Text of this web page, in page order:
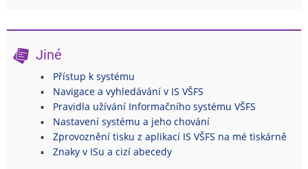
Jiné
Přístup k systému
Navigace a vyhledávání v IS VŠFS
Pravidla užívání Informačního systému VŠFS
Nastavení systému a jeho chování
Zprovoznění tisku z aplikací IS VŠFS na mé tiskárně
Znaky v ISu a cizí abecedy